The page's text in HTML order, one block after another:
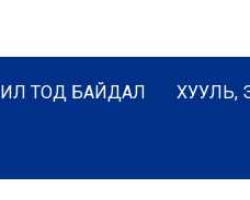
ИЛ ТОД БАЙДАЛ ХУУЛЬ,